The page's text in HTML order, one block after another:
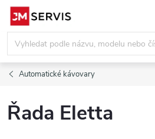
Přejít
obsah
Automatické kávovary
Řada Eletta